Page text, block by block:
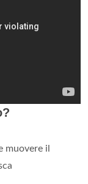
muovere il